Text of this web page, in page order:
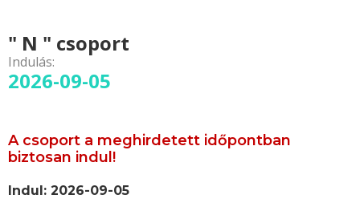
" N " csoport
Indulás:
2026-09-05
A csoport a meghirdetett időpontban
biztosan indul!
Indul: 2026-09-05